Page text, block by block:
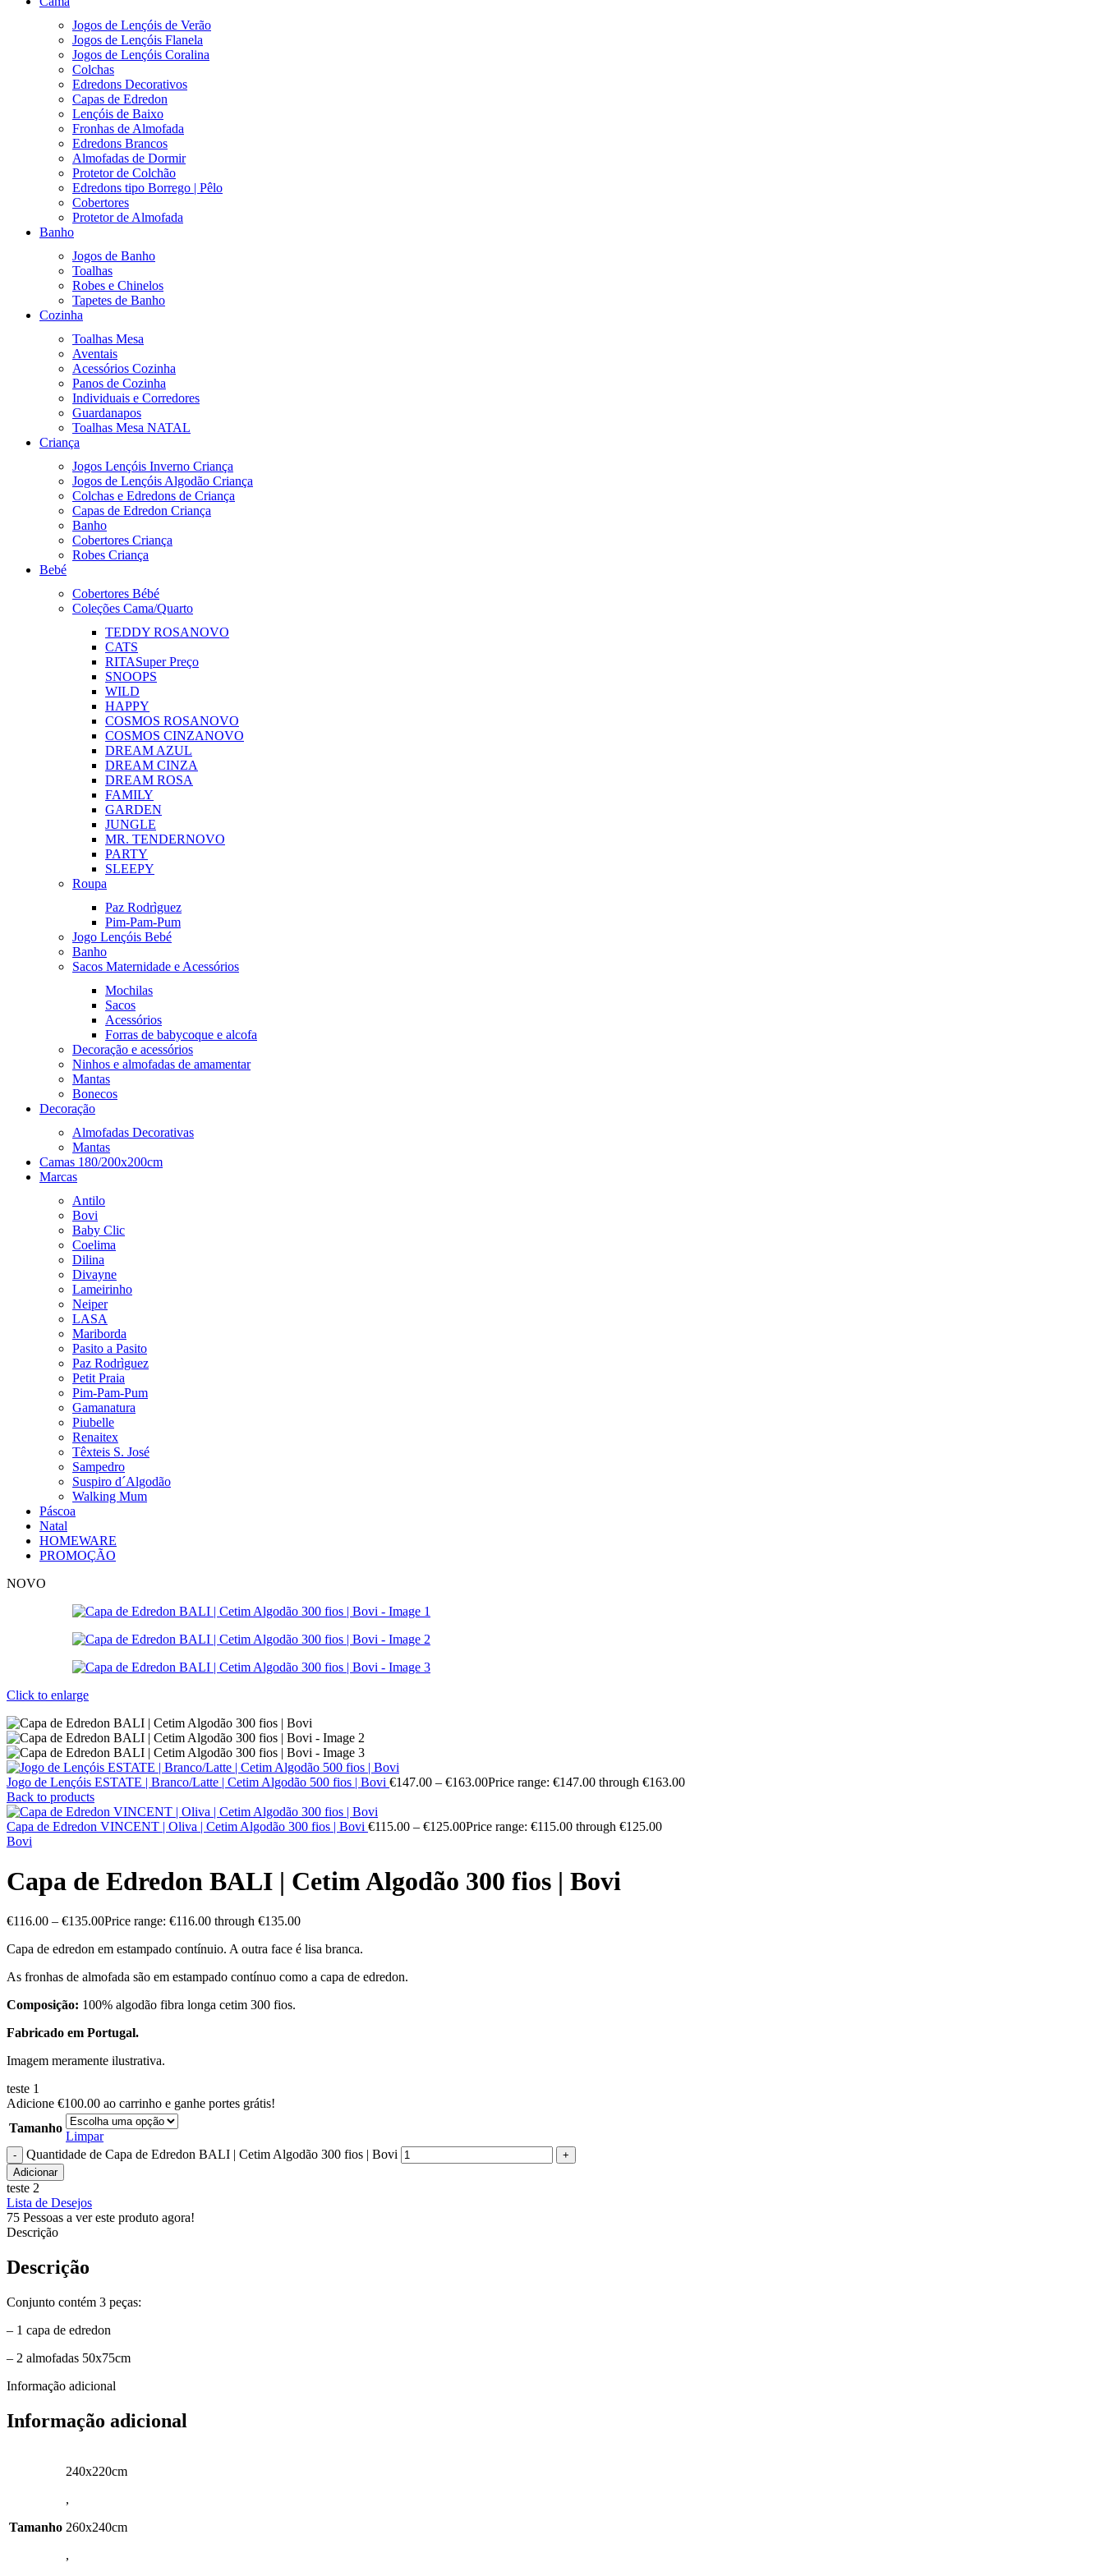
Jogos de Lençóis de Verão
Jogos de Lençóis Flanela
Jogos de Lençóis Coralina
Colchas
Edredons Decorativos
Capas de Edredon
Lençóis de Baixo
Fronhas de Almofada
Edredons Brancos
Almofadas de Dormir
Protetor de Colchão
Edredons tipo Borrego | Pêlo
Cobertores
Protetor de Almofada
Banho
Jogos de Banho
Toalhas
Robes e Chinelos
Tapetes de Banho
Cozinha
Toalhas Mesa
Aventais
Acessórios Cozinha
Panos de Cozinha
Individuais e Corredores
Guardanapos
Toalhas Mesa NATAL
Criança
Jogos Lençóis Inverno Criança
Jogos de Lençóis Algodão Criança
Colchas e Edredons de Criança
Capas de Edredon Criança
Banho
Cobertores Criança
Robes Criança
Bebé
Cobertores Bébé
Coleções Cama/Quarto
TEDDY ROSANOVO
CATS
RITASuper Preço
SNOOPS
WILD
HAPPY
COSMOS ROSANOVO
COSMOS CINZANOVO
DREAM AZUL
DREAM CINZA
DREAM ROSA
FAMILY
GARDEN
JUNGLE
MR. TENDERNOVO
PARTY
SLEEPY
Roupa
Paz Rodrìguez
Pim-Pam-Pum
Jogo Lençóis Bebé
Banho
Sacos Maternidade e Acessórios
Mochilas
Sacos
Acessórios
Forras de babycoque e alcofa
Decoração e acessórios
Ninhos e almofadas de amamentar
Mantas
Bonecos
Decoração
Almofadas Decorativas
Mantas
Camas 180/200x200cm
Marcas
Antilo
Bovi
Baby Clic
Coelima
Dilina
Divayne
Lameirinho
Neiper
LASA
Mariborda
Pasito a Pasito
Paz Rodrìguez
Petit Praia
Pim-Pam-Pum
Gamanatura
Piubelle
Renaitex
Têxteis S. José
Sampedro
Suspiro d´Algodão
Walking Mum
Páscoa
Natal
HOMEWARE
PROMOÇÃO
NOVO
Click to enlarge
Jogo de Lençóis ESTATE | Branco/Latte | Cetim Algodão 500 fios | Bovi €147.00 – €163.00Price range: €147.00 through €163.00
Back to products
Capa de Edredon VINCENT | Oliva | Cetim Algodão 300 fios | Bovi €115.00 – €125.00Price range: €115.00 through €125.00
Bovi
Capa de Edredon BALI | Cetim Algodão 300 fios | Bovi
€116.00 – €135.00Price range: €116.00 through €135.00
Capa de edredon em estampado contínuio. A outra face é lisa branca.
As fronhas de almofada são em estampado contínuo como a capa de edredon.
Composição: 100% algodão fibra longa cetim 300 fios.
Fabricado em Portugal.
Imagem meramente ilustrativa.
teste 1
Adicione €100.00 ao carrinho e ganhe portes grátis!
Tamanho
Limpar
Quantidade de Capa de Edredon BALI | Cetim Algodão 300 fios | Bovi
Adicionar
teste 2
Lista de Desejos
75 Pessoas a ver este produto agora!
Descrição
Descrição
Conjunto contém 3 peças:
– 1 capa de edredon
– 2 almofadas 50x75cm
Informação adicional
Informação adicional
Tamanho
240x220cm
,
260x240cm
,